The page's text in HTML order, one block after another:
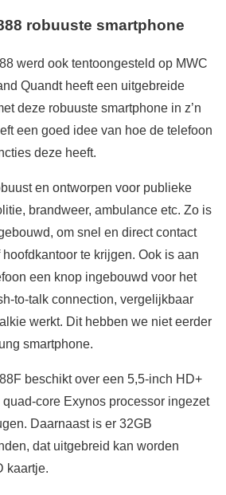
robuuste smartphone
werd ook tentoongesteld op MWC
Quandt heeft een uitgebreide
deze robuuste smartphone in z’n
een goed idee van hoe de telefoon
deze heeft.
en ontworpen voor publieke
brandweer, ambulance etc. Zo is
om snel en direct contact
te krijgen. Ook is aan
een knop ingebouwd voor het
to-talk connection, vergelijkbaar
werkt. Dit hebben we niet eerder
smartphone.
beschikt over een 5,5-inch HD+
core Exynos processor ingezet
Daarnaast is er 32GB
dat uitgebreid kan worden
kaartje.